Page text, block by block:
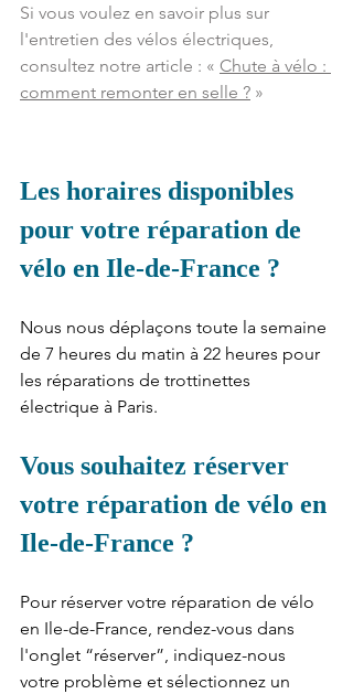
Si vous voulez en savoir plus sur
l'entretien des vélos électriques,
consultez notre article : « Chute à vélo :
comment remonter en selle ? »
Les horaires disponibles
pour votre réparation de
vélo en Ile-de-France ?
Nous nous déplaçons toute la semaine
de 7 heures du matin à 22 heures pour
les réparations de trottinettes
électrique à Paris.
Vous souhaitez réserver
votre réparation de vélo en
Ile-de-France ?
Pour réserver votre réparation de vélo
en Ile-de-France, rendez-vous dans
l'onglet “réserver”, indiquez-nous
votre problème et sélectionnez un